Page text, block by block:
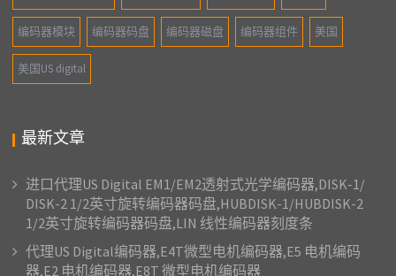
编码器模块 编码器码盘 编码器磁盘 编码器组件 美国
美国US digital
最新文章
进口代理US Digital EM1/EM2透射式光学编码器,DISK-1/
DISK-2 1/2英寸旋转编码器码盘,HUBDISK-1/HUBDISK-2
1/2英寸旋转编码器码盘,LIN 线性编码器刻度条
代理US Digital编码器,E4T微型电机编码器,E5 电机编码
器,E2 电机编码器,E8T 微型电机编码器